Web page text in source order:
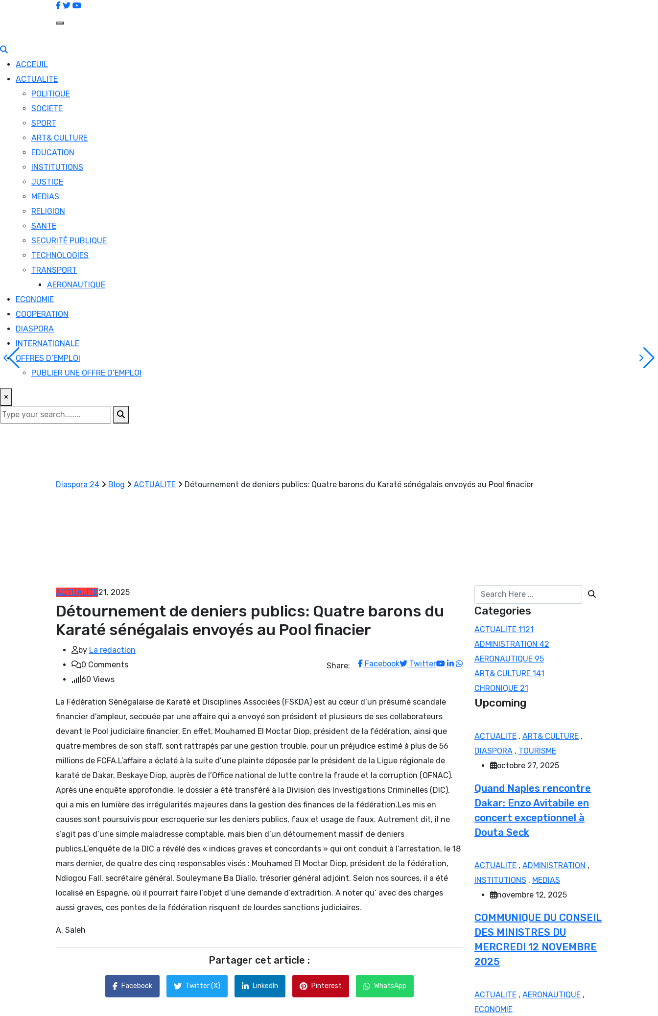
ACCEUIL
ACTUALITE
POLITIQUE
SOCIETE
SPORT
ART& CULTURE
EDUCATION
INSTITUTIONS
JUSTICE
MEDIAS
RELIGION
SANTE
SECURITÉ PUBLIQUE
TECHNOLOGIES
TRANSPORT
AERONAUTIQUE
ECONOMIE
COOPERATION
DIASPORA
INTERNATIONALE
OFFRES D’EMPLOI
PUBLIER UNE OFFRE D’EMPLOI
×
Diaspora 24 Blog ACTUALITE Détournement de deniers publics: Quatre barons du Karaté sénégalais envoyés au Pool finacier
ACTUALITEmars 21, 2025
Détournement de deniers publics: Quatre barons du
Karaté sénégalais envoyés au Pool finacier
by La redaction
0 Comments
60 Views
Share: Facebook Twitter Youtube
LinkedIn
Whatsapp
La Fédération Sénégalaise de Karaté et Disciplines Associées (FSKDA) est au cœur d’un présumé scandale
financier d’ampleur, secouée par une affaire qui a envoyé son président et plusieurs de ses collaborateurs
devant le Pool judiciaire financier. En effet, Mouhamed El Moctar Diop, président de la fédération, ainsi que
quatre membres de son staff, sont rattrapés par une gestion trouble, pour un préjudice estimé à plus de 56
millions de FCFA.L’affaire a éclaté à la suite d’une plainte déposée par le président de la Ligue régionale de
karaté de Dakar, Beskaye Diop, auprès de l’Office national de lutte contre la fraude et la corruption (OFNAC).
Après une enquête approfondie, le dossier a été transféré à la Division des Investigations Criminelles (DIC),
qui a mis en lumière des irrégularités majeures dans la gestion des finances de la fédération.Les mis en
causes sont poursuivis pour escroquerie sur les deniers publics, faux et usage de faux. Autrement dit, il ne
s’agit pas d’une simple maladresse comptable, mais bien d’un détournement massif de deniers
publics.L’enquête de la DIC a révélé des « indices graves et concordants » qui ont conduit à l’arrestation, le 18
mars dernier, de quatre des cinq responsables visés : Mouhamed El Moctar Diop, président de la fédération,
Ndiogou Fall, secrétaire général, Souleymane Ba Diallo, trésorier général adjoint. Selon nos sources, il a été
localisé en Espagne, où il pourrait faire l’objet d’une demande d’extradition. A noter qu’ avec des charges
aussi graves, ces pontes de la fédération risquent de lourdes sanctions judiciaires.
A. Saleh
Partager cet article :
Facebook Twitter (X) LinkedIn Pinterest WhatsApp
Categories
ACTUALITE 1121
ADMINISTRATION 42
AERONAUTIQUE 95
ART& CULTURE 141
CHRONIQUE 21
Upcoming
ACTUALITE , ART& CULTURE ,
DIASPORA , TOURISME
octobre 27, 2025
Quand Naples rencontre
Dakar: Enzo Avitabile en
concert exceptionnel à
Douta Seck
ACTUALITE , ADMINISTRATION ,
INSTITUTIONS , MEDIAS
novembre 12, 2025
COMMUNIQUE DU CONSEIL
DES MINISTRES DU
MERCREDI 12 NOVEMBRE
2025
ACTUALITE , AERONAUTIQUE ,
ECONOMIE